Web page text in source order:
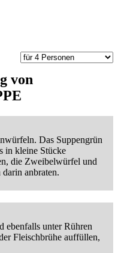
von
Das Suppengrün
in kleine Stücke
die Zweibelwürfel und
anbraten.
ebenfalls unter Rühren
Fleischbrühe auffüllen,